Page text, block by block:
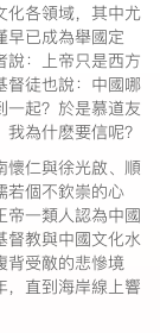
化各領域，其中尤
早已成為舉國定
說：上帝只是西方
督徒也說：中國哪
一起？於是慕道友
為什麽要信呢？
懷仁與徐光啟、順
若個不欽崇的心
帝一類人認為中國
督教與中國文化水
背受敵的悲慘境
，直到海岸線上響